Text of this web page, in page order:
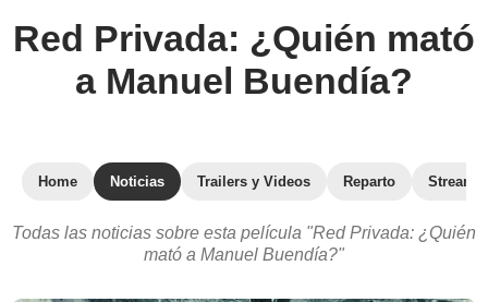
Red Privada: ¿Quién mató
a Manuel Buendía?
Home Noticias Trailers y Videos Reparto
Todas las noticias sobre esta película "Red Privada: ¿Quién
mató a Manuel Buendía?"